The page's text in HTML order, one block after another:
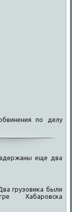
по делу
еще два
грузовика были
Хабаровска